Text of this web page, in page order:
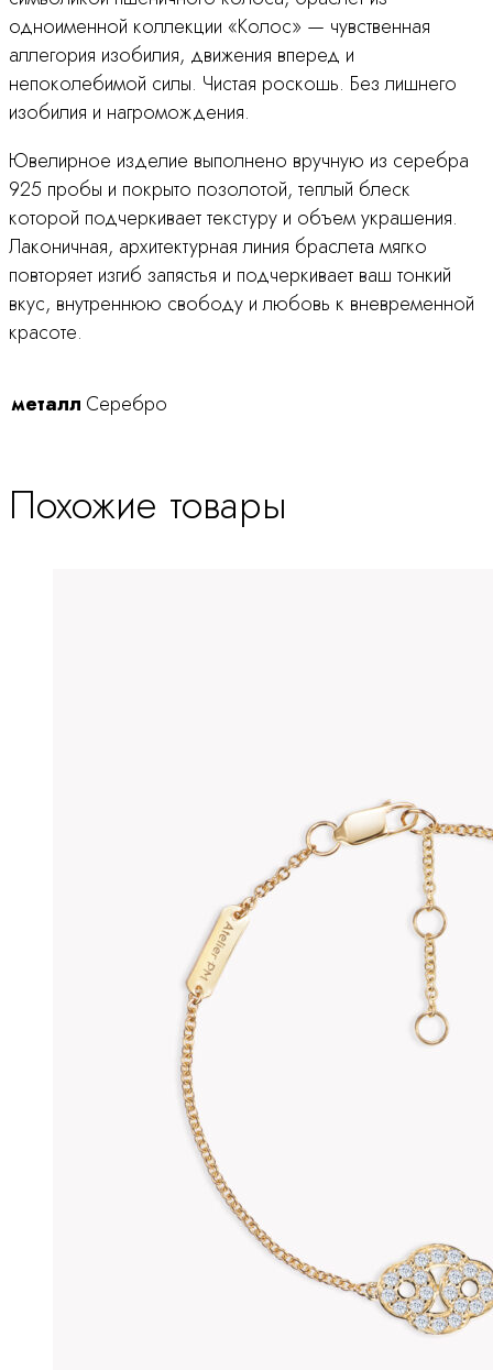
одноименной коллекции «Колос» — чувственная
аллегория изобилия, движения вперед и
непоколебимой силы. Чистая роскошь. Без лишнего
изобилия и нагромождения.
Ювелирное изделие выполнено вручную из серебра
925 пробы и покрыто позолотой, теплый блеск
которой подчеркивает текстуру и объем украшения.
Лаконичная, архитектурная линия браслета мягко
повторяет изгиб запястья и подчеркивает ваш тонкий
вкус, внутреннюю свободу и любовь к вневременной
красоте.
металл Серебро
Похожие товары